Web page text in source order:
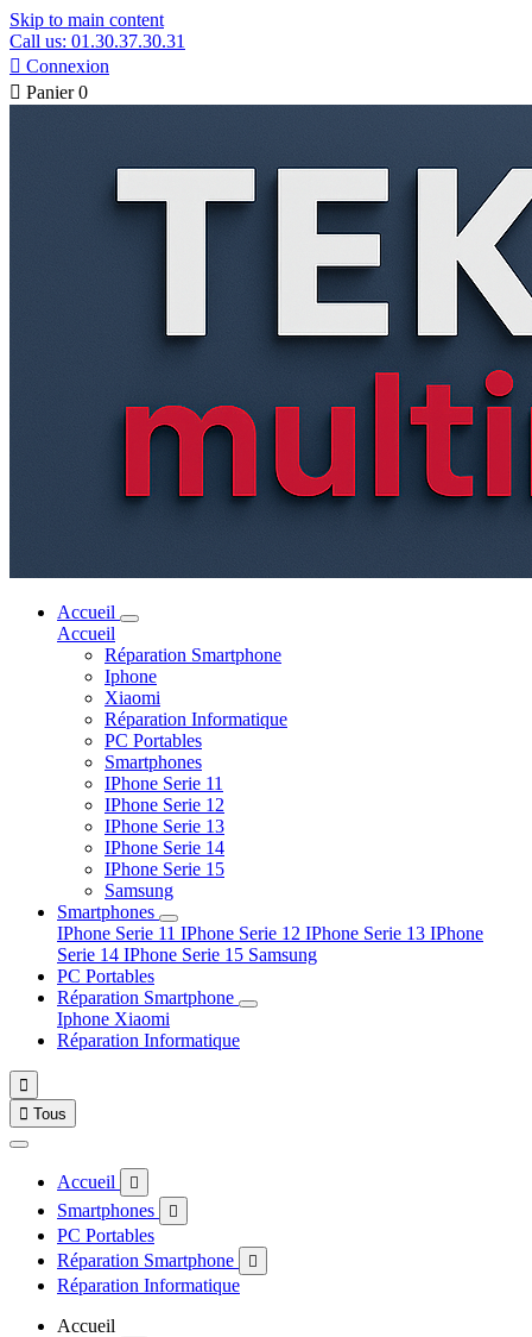
Skip to main content
Call us: 01.30.37.30.31
 Connexion
 Panier 0
Accueil
Accueil
Réparation Smartphone
Iphone
Xiaomi
Réparation Informatique
PC Portables
Smartphones
IPhone Serie 11
IPhone Serie 12
IPhone Serie 13
IPhone Serie 14
IPhone Serie 15
Samsung
Smartphones
IPhone Serie 11 IPhone Serie 12 IPhone Serie 13 IPhone
Serie 14 IPhone Serie 15 Samsung
PC Portables
Réparation Smartphone
Iphone Xiaomi
Réparation Informatique

 Tous
Accueil 
Smartphones 
PC Portables
Réparation Smartphone

Réparation Informatique
Accueil